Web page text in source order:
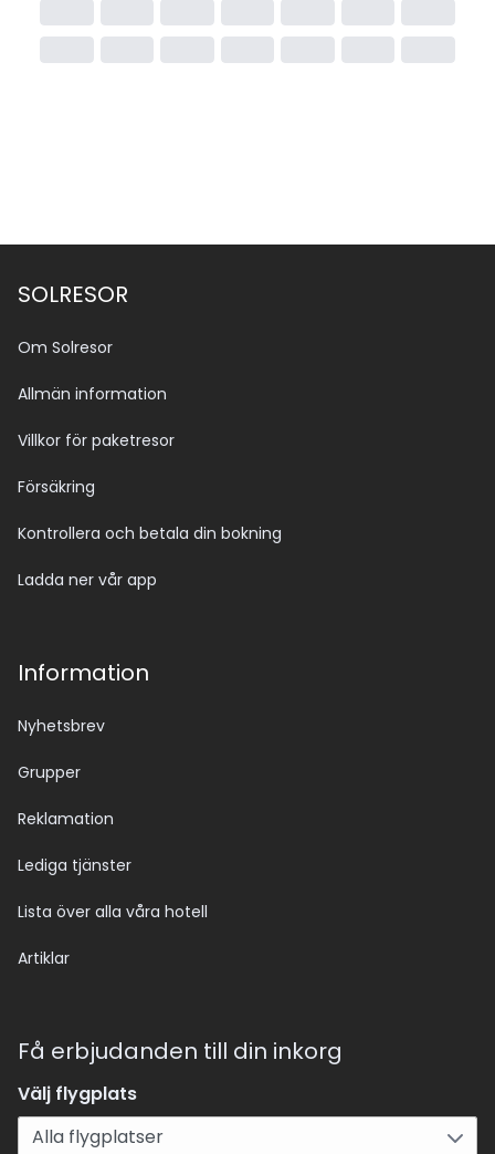
SOLRESOR
Om Solresor
Allmän information
Villkor för paketresor
Försäkring
Kontrollera och betala din bokning
Ladda ner vår app
Information
Nyhetsbrev
Grupper
Reklamation
Lediga tjänster
Lista över alla våra hotell
Artiklar
Få erbjudanden till din inkorg
Välj flygplats